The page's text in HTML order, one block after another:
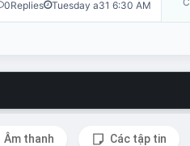
0Replies Tuesday a31 6:30 AM
Âm thanh Các tập tin